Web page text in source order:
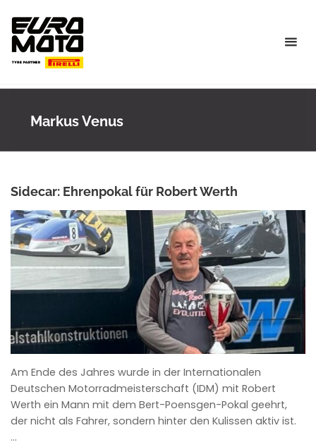
content
Markus Venus
Sidecar: Ehrenpokal für Robert Werth
ANKE WIECZOREK
Am Ende des Jahres wurde in der Internationalen
Deutschen Motorradmeisterschaft (IDM) mit Robert
Werth ein Mann mit dem Bert-Poensgen-Pokal geehrt,
der nicht als Fahrer, sondern hinter den Kulissen aktiv ist.
…